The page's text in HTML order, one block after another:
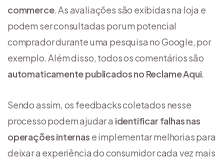
commerce. As avaliações são exibidas na loja e
podem ser consultadas por um potencial
comprador durante uma pesquisa no Google, por
exemplo. Além disso, todos os comentários são
automaticamente publicados no Reclame Aqui.
Sendo assim, os feedbacks coletados nesse
processo podem ajudar a identificar falhas nas
operações internas e implementar melhorias para
deixar a experiência do consumidor cada vez mais